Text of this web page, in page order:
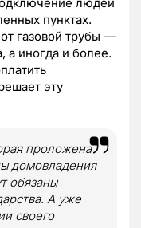
пунктах.
газовой трубы —
а иногда и более.
эту
проложена
домовладения
обязаны
А уже
своего